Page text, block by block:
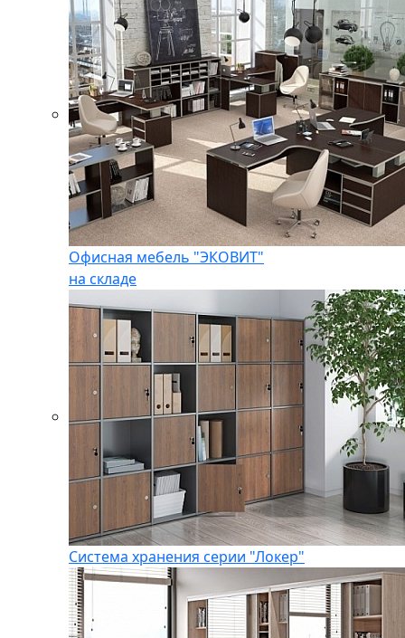
Офисная мебель "ЭКОВИТ"
на складе
Система хранения серии "Локер"